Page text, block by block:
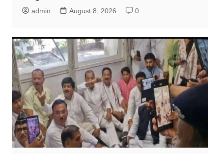
admin August 8, 2026 0